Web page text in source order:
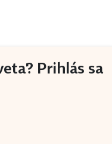
Prihlás sa